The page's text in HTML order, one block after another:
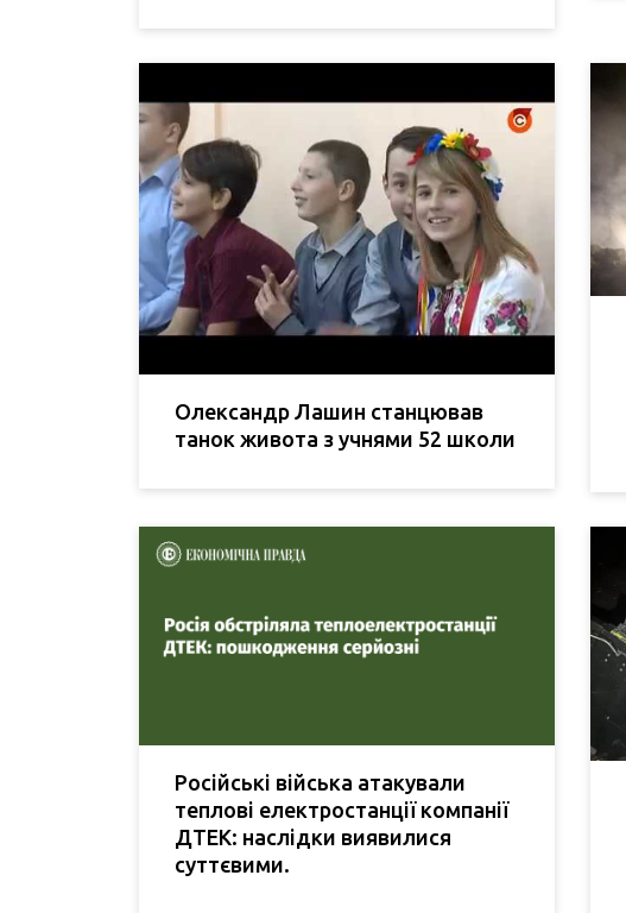
Олександр Лашин станцював
танок живота з учнями 52 школи
Російські війська атакували
теплові електростанції компанії
ДТЕК: наслідки виявилися
суттєвими.